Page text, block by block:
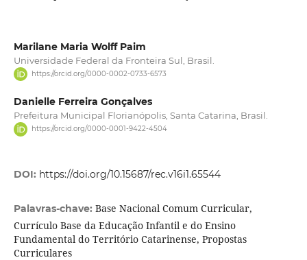
Marilane Maria Wolff Paim
Universidade Federal da Fronteira Sul, Brasil.
https://orcid.org/0000-0002-0733-6573
Danielle Ferreira Gonçalves
Prefeitura Municipal Florianópolis, Santa Catarina, Brasil.
https://orcid.org/0000-0001-9422-4504
DOI: https://doi.org/10.15687/rec.v16i1.65544
Palavras-chave: Base Nacional Comum Curricular,
Currículo Base da Educação Infantil e do Ensino
Fundamental do Território Catarinense, Propostas
Curriculares